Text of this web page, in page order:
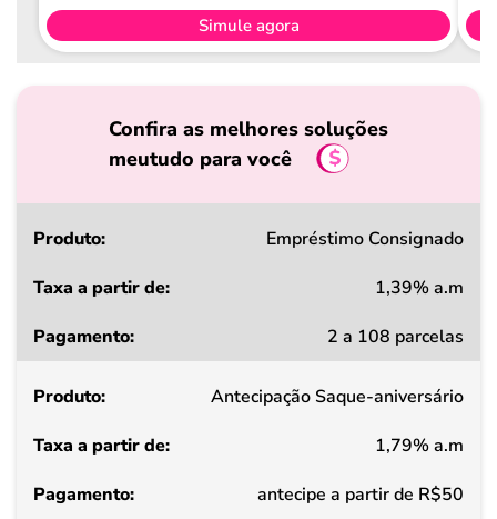
Simule agora
Confira as melhores soluções
meutudo para você
Produto
a
de
Pagamento
Empréstimo Consignado
1,39% a.m
2 a 108 parcelas
Antecipação Saque-aniversário
1,79% a.m
antecipe a partir de R$50